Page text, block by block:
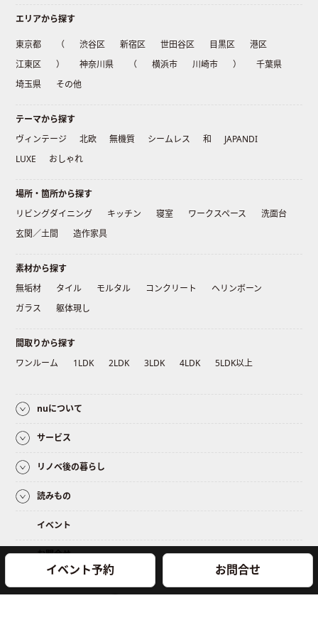
イベント予約 お問合せ
エリアから探す
東京都 （ 渋谷区 新宿区 世田谷区 目黒区
港区
江東区
） 神奈川県 （ 横浜市 川崎市 ）
千葉県
埼玉県
その他
テーマから探す
ヴィンテージ
北欧 無機質 シームレス 和
JAPANDI
LUXE
おしゃれ
場所・箇所から探す
リビングダイニング
キッチン 寝室 ワークスペース
洗面台
玄関／土間
造作家具
素材から探す
無垢材
タイル モルタル コンクリート
ヘリンボーン
ガラス
躯体現し
間取りから探す
ワンルーム
1LDK 2LDK 3LDK 4LDK 5LDK以上
nuについて
サービス
リノベ後の暮らし
読みもの
イベント
お問合せ